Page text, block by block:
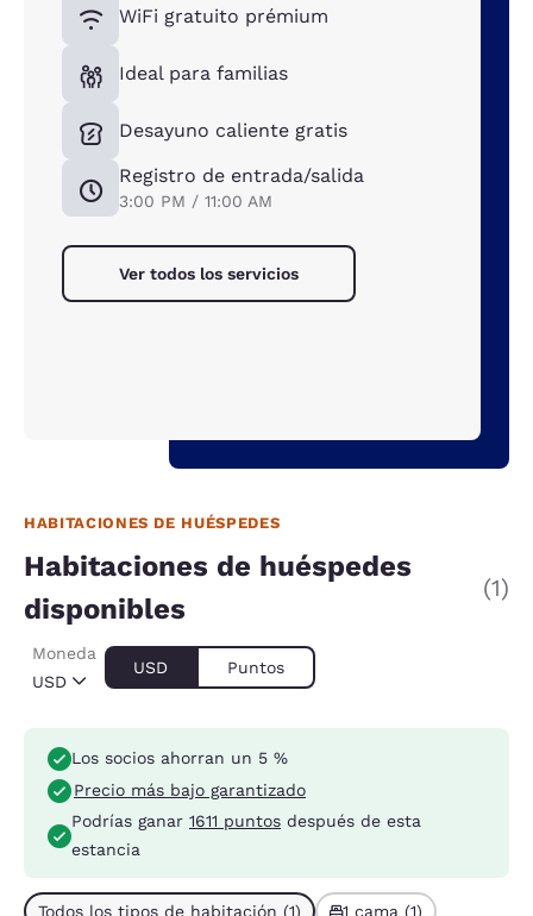
WiFi gratuito prémium
Ideal para familias
Desayuno caliente gratis
Registro de entrada/salida
3:00 PM / 11:00 AM
Ver todos los servicios
HABITACIONES DE HUÉSPEDES
Habitaciones de huéspedes
disponibles
(1)
USD
Moneda
USD Puntos
Los socios ahorran un 5 %
Precio más bajo garantizado
Podrías ganar 1611 puntos después de esta
estancia
Todos los tipos de habitación (1) 1 cama (1)